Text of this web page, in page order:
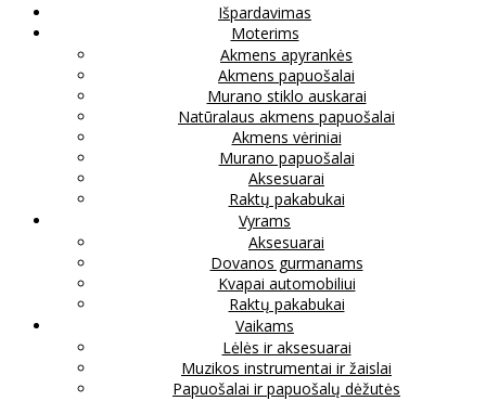
Išpardavimas
Moterims
Akmens apyrankės
Akmens papuošalai
Murano stiklo auskarai
Natūralaus akmens papuošalai
Akmens vėriniai
Murano papuošalai
Aksesuarai
Raktų pakabukai
Vyrams
Aksesuarai
Dovanos gurmanams
Kvapai automobiliui
Raktų pakabukai
Vaikams
Lėlės ir aksesuarai
Muzikos instrumentai ir žaislai
Papuošalai ir papuošalų dėžutės